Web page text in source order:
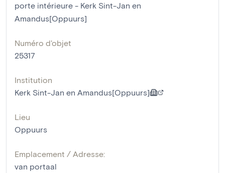
porte intérieure - Kerk Sint-Jan en
Amandus[Oppuurs]
Numéro d'objet
25317
Institution
Kerk Sint-Jan en Amandus[Oppuurs]
Lieu
Oppuurs
Emplacement / Adresse:
van portaal